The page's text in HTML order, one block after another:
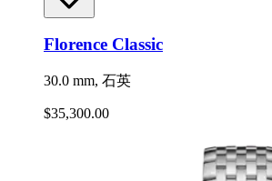
Florence Classic
30.0 mm, 石英
$35,300.00